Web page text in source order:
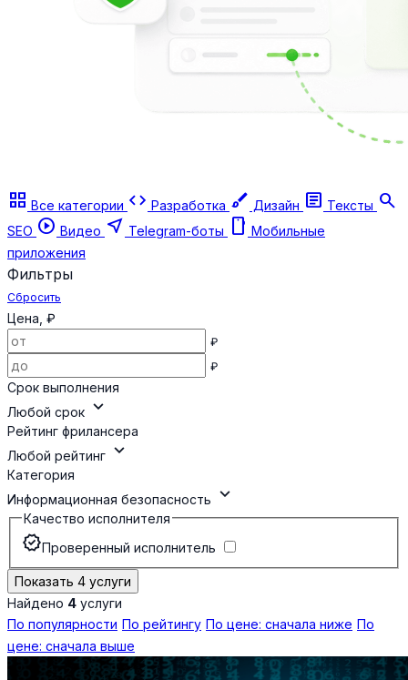
grid_view Все категории code Разработка brush Дизайн article Тексты search
SEO play_circle Видео near_me Telegram-боты smartphone Мобильные
приложения
Фильтры
Сбросить
Цена, ₽
₽
₽
Срок выполнения
Любой срок expand_more
Рейтинг фрилансера
Любой рейтинг expand_more
Категория
Информационная безопасность expand_more
Качество исполнителя
verifiedПроверенный исполнитель
Показать 4 услуги
Найдено 4 услуги
По популярности По рейтингу По цене: сначала ниже По
цене: сначала выше